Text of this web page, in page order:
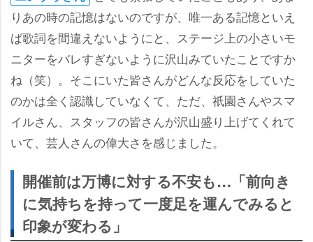
りあの時の記憶はないのですが、唯一ある記憶といえ
ば歌詞を間違えないようにと、ステージ上の小さいモ
ニターをバレすぎないように沢山みていたことですか
ね（笑）。そこにいた皆さんがどんな反応をしていた
のかは全く認識していなくて、ただ、祇園さんやスマ
イルさん、スタッフの皆さんが沢山盛り上げてくれて
いて、芸人さんの偉大さを感じました。
開催前は万博に対する不安も…「前向き
に気持ちを持って一度足を運んでみると
印象が変わる」